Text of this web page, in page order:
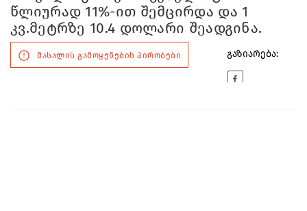
წლიურად 11%-ით შემცირდა და 1
კვ.მეტრზე 10.4 დოლარი შეადგინა.
მასალის გამოყენების პირობები გაზიარება: